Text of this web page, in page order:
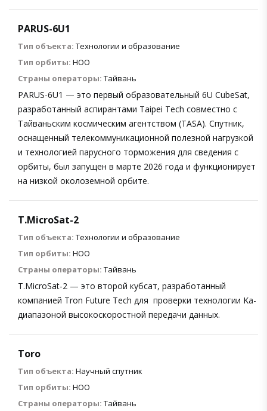
PARUS-6U1
Тип объекта: Технологии и образование
Тип орбиты: НОО
Страны операторы: Тайвань
PARUS-6U1 — это первый образовательный 6U CubeSat,
разработанный аспирантами Taipei Tech совместно с
Тайваньским космическим агентством (TASA). Спутник,
оснащенный телекоммуникационной полезной нагрузкой
и технологией парусного торможения для сведения с
орбиты, был запущен в марте 2026 года и функционирует
на низкой околоземной орбите.
T.MicroSat-2
Тип объекта: Технологии и образование
Тип орбиты: НОО
Страны операторы: Тайвань
T.MicroSat-2 — это второй кубсат, разработанный
компанией Tron Future Tech для проверки технологии Ka-
диапазоной высокоскоростной передачи данных.
Toro
Тип объекта: Научный спутник
Тип орбиты: НОО
Страны операторы: Тайвань